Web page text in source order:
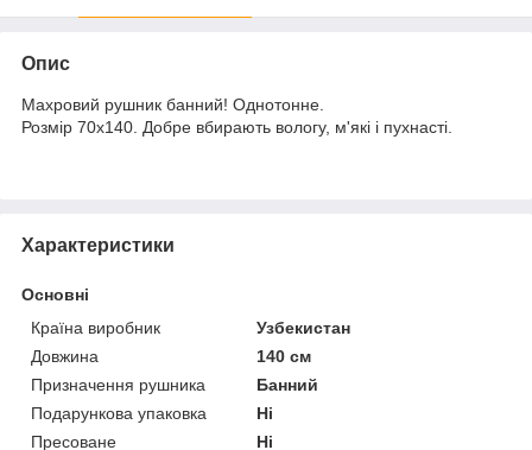
Опис
Махровий рушник банний! Однотонне.
Розмір 70х140. Добре вбирають вологу, м'які і пухнасті.
Характеристики
Основні
Країна виробник
Узбекистан
Довжина
140 см
Призначення рушника
Банний
Подарункова упаковка
Ні
Пресоване
Ні